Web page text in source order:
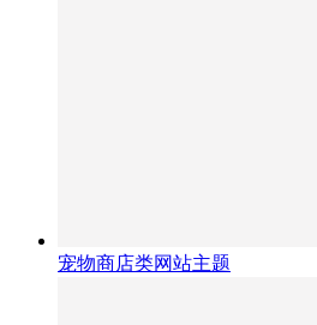
宠物商店类网站主题